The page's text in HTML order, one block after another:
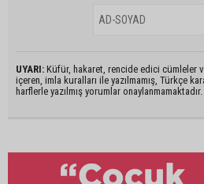
UYARI: Küfür, hakaret, rencide edici cümleler
içeren, imla kuralları ile yazılmamış, Türkçe
harflerle yazılmış yorumlar onaylanmamaktadır.